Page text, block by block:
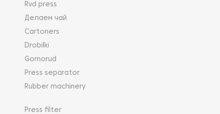
Rvd press
Делаем чай
Cartoners
Drobilki
Gornorud
Press separator
Rubber machinery
Press filter